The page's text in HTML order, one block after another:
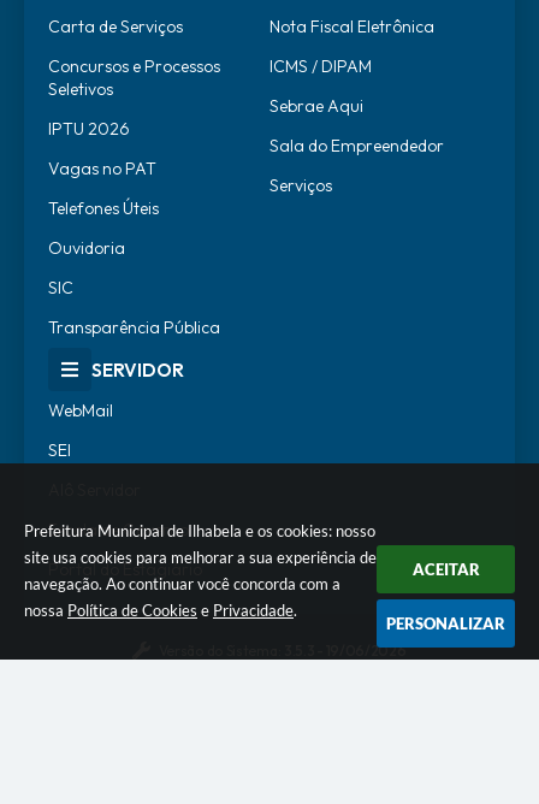
Prefeitura Municipal de Ilhabela e os cookies: nosso
site usa cookies para melhorar a sua experiência de
navegação. Ao continuar você concorda com a
nossa Política de Cookies e Privacidade.
ACEITAR
PERSONALIZAR
Carta de Serviços
Concursos e Processos
Seletivos
IPTU 2026
Vagas no PAT
Telefones Úteis
Ouvidoria
SIC
Transparência Pública
Nota Fiscal Eletrônica
ICMS / DIPAM
Sebrae Aqui
Sala do Empreendedor
Serviços
SERVIDOR
WebMail
SEI
Escola de Governo
Portal do Estagiário
3.5.3 - 19/06/2026